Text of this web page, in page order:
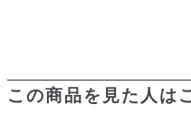
この商品を見た人は